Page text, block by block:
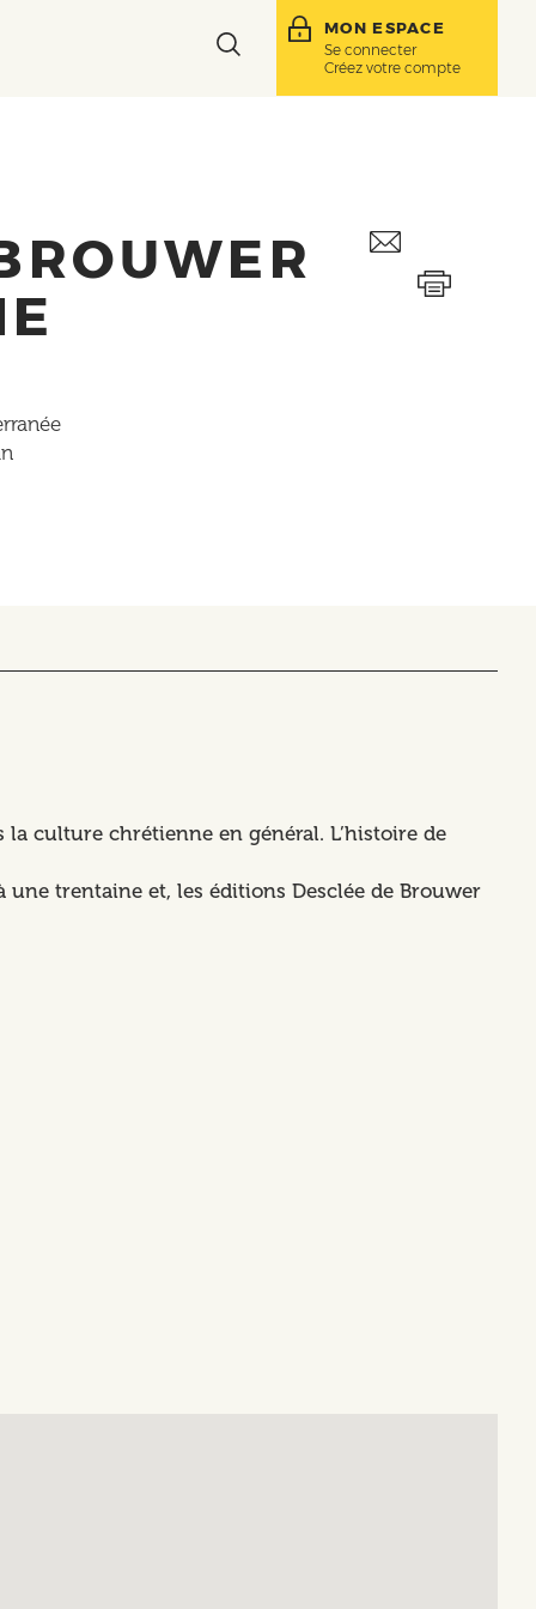
Toggle
MON ESPACE
Se connecter
Créez votre compte
la culture chrétienne en général. L’histoire de
une trentaine et, les éditions Desclée de Brouwer